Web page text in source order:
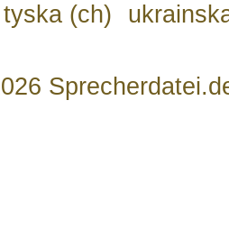
tyska (ch)